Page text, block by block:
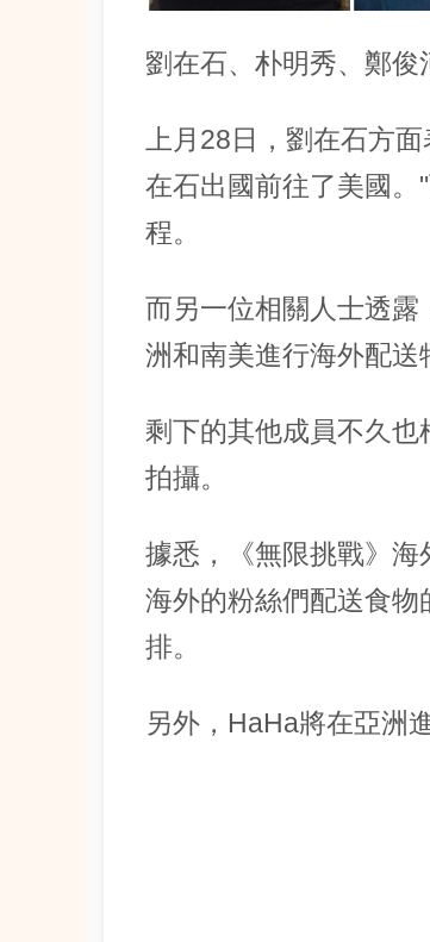
劉在石、朴明秀、鄭俊
上月28日，劉在石方
在石出國前往了美國。
程。
而另一位相關人士透
洲和南美進行海外配送
剩下的其他成員不久
拍攝。
據悉，《無限挑戰》
海外的粉絲們配送食
排。
另外，HaHa將在亞洲